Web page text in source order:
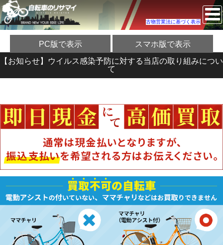
古物営業法に基づく表示
PC版で表示 スマホ版で表示
【お知らせ】ウイルス感染予防に対する当店の取り組みについ
て